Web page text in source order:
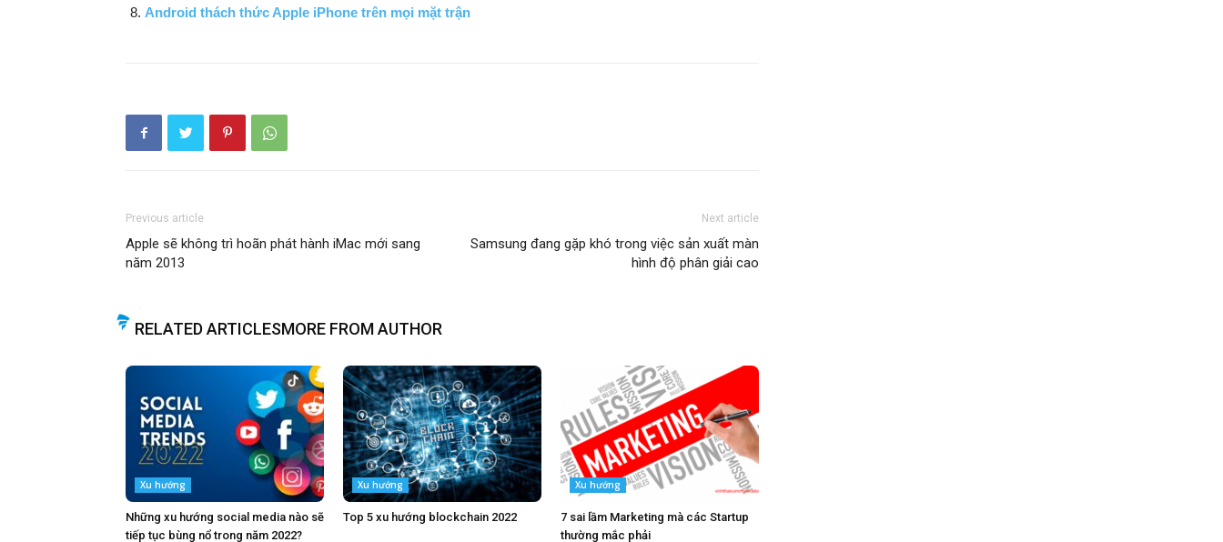
Android thách thức Apple iPhone trên mọi mặt trận
Previous article
Apple sẽ không trì hoãn phát hành iMac mới sang
năm 2013
Next article
Samsung đang gặp khó trong việc sản xuất màn
hình độ phân giải cao
RELATED ARTICLESMORE FROM AUTHOR
Xu hướng
Những xu hướng social media nào sẽ
tiếp tục bùng nổ trong năm 2022?
Xu hướng
Top 5 xu hướng blockchain 2022
Xu hướng
7 sai lầm Marketing mà các Startup
thường mắc phải